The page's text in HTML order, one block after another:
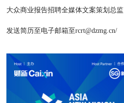
大众商业报告招聘全媒体文案策划总监
发送简历至电子邮箱至rcrt@dzmg.cn/